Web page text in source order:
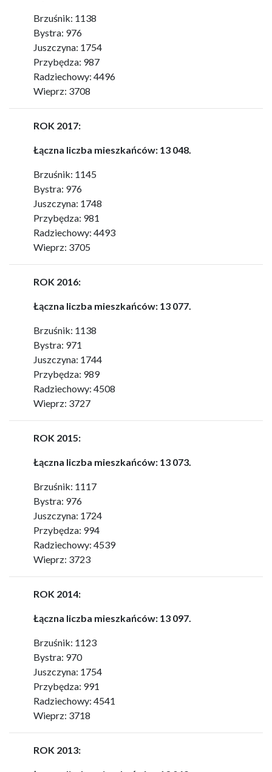
Brzuśnik: 1138
Bystra: 976
Juszczyna: 1754
Przybędza: 987
Radziechowy: 4496
Wieprz: 3708
ROK 2017:
Łączna liczba mieszkańców: 13 048.
Brzuśnik: 1145
Bystra: 976
Juszczyna: 1748
Przybędza: 981
Radziechowy: 4493
Wieprz: 3705
ROK 2016:
Łączna liczba mieszkańców: 13 077.
Brzuśnik: 1138
Bystra: 971
Juszczyna: 1744
Przybędza: 989
Radziechowy: 4508
Wieprz: 3727
ROK 2015:
Łączna liczba mieszkańców: 13 073.
Brzuśnik: 1117
Bystra: 976
Juszczyna: 1724
Przybędza: 994
Radziechowy: 4539
Wieprz: 3723
ROK 2014:
Łączna liczba mieszkańców: 13 097.
Brzuśnik: 1123
Bystra: 970
Juszczyna: 1754
Przybędza: 991
Radziechowy: 4541
Wieprz: 3718
ROK 2013: